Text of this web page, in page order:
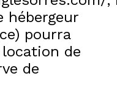
hébergeur
pourra
de
de